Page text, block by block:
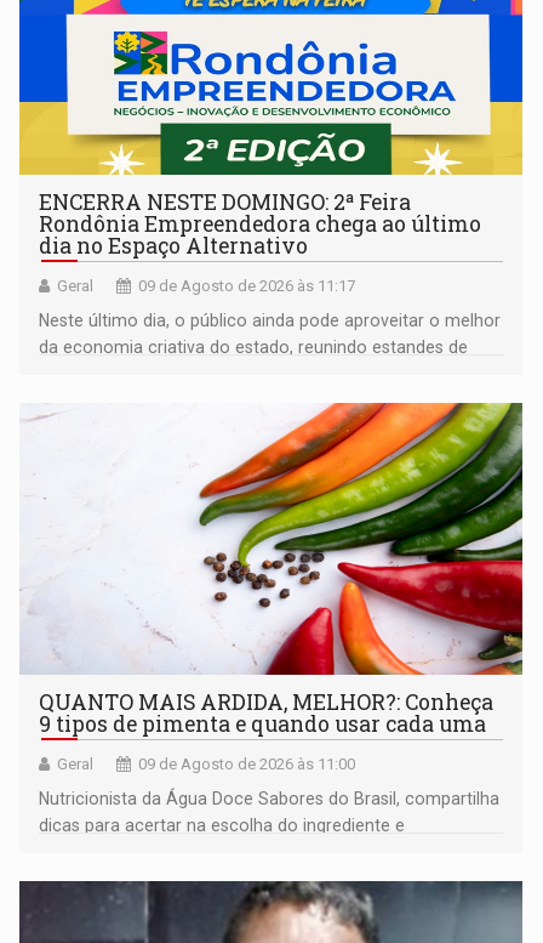
ENCERRA NESTE DOMINGO: 2ª Feira
Rondônia Empreendedora chega ao último
dia no Espaço Alternativo
Geral 09 de Agosto de 2026 às 11:17
Neste último dia, o público ainda pode aproveitar o melhor
da economia criativa do estado, reunindo estandes de
QUANTO MAIS ARDIDA, MELHOR?: Conheça
9 tipos de pimenta e quando usar cada uma
Geral 09 de Agosto de 2026 às 11:00
Nutricionista da Água Doce Sabores do Brasil, compartilha
dicas para acertar na escolha do ingrediente e